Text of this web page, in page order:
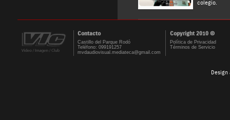
colegio.
Contacto Copyright 2010 ©
Castillo del Parque Rodó
Teléfono: 099191257
mvdaudiovisual.mediateca@gmail.com
Política de Privacidad
Términos de Servicio